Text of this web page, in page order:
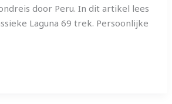
door Peru. In dit artikel lees
Laguna 69 trek. Persoonlijke